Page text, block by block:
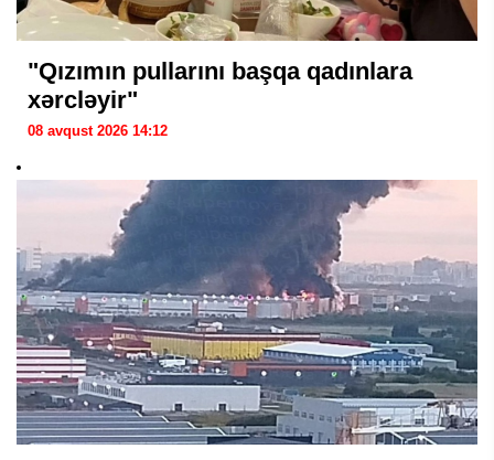
"Qızımın pullarını başqa qadınlara
xərcləyir"
08 avqust 2026 14:12